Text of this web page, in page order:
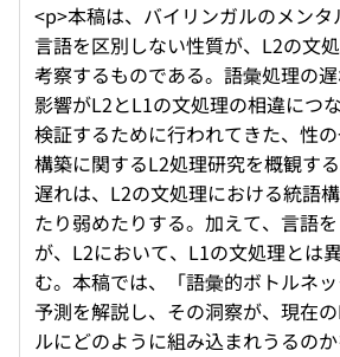
<p>本稿は、バイリンガルのメン
言語を区別しない性質が、L2の文
考察するものである。語彙処理の
影響がL2とL1の文処理の相違につ
検証するために行われてきた、性
構築に関するL2処理研究を概観す
遅れは、L2の文処理における統語
たり弱めたりする。加えて、言語
が、L2において、L1の文処理とは
む。本稿では、「語彙的ボトルネ
予測を解説し、その洞察が、現在
ルにどのように組み込まれうるの